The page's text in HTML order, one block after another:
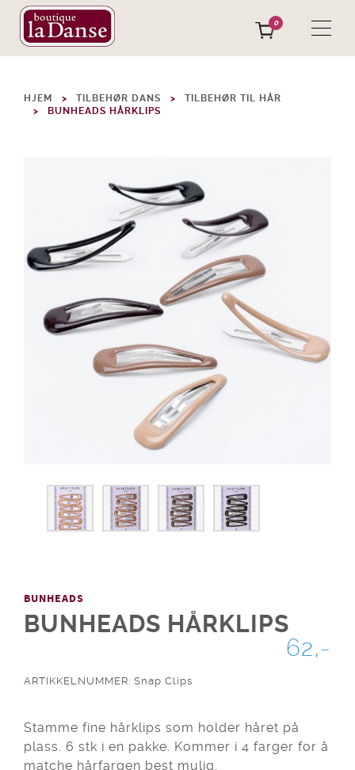
0
HJEM TILBEHØR DANS
TILBEHØR TIL HÅR
BUNHEADS HÅRKLIPS
BUNHEADS
BUNHEADS HÅRKLIPS
62,-
ARTIKKELNUMMER: Snap Clips
Stamme fine hårklips som holder håret på
plass. 6 stk i en pakke. Kommer i 4 farger for å
matche hårfargen best mulig.